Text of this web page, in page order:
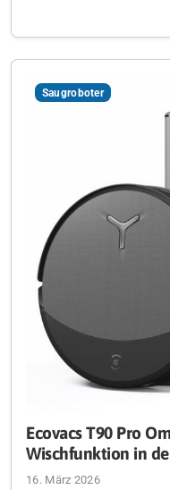
Saugroboter
Ecovacs T90 Pro
Wischfunktion in
16. März 2026